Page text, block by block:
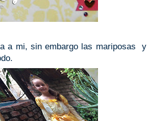
a mi, sin embargo las mariposas y